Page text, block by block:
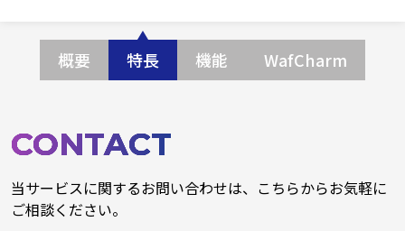
概要 特長 機能 WafCharm
CONTACT
当サービスに関するお問い合わせは、こちらからお気軽に
ご相談ください。